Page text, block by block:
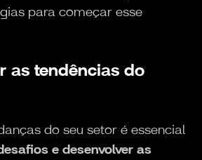
para começar esse
as tendências do
do seu setor é essencial
e desenvolver as